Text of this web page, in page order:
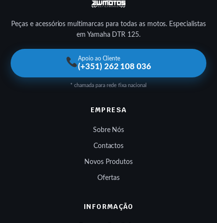
Peças e acessórios multimarcas para todas as motos. Especialistas
em Yamaha DTR 125.
Apoio ao Cliente
(+351) 262 108 036
* chamada para rede fixa nacional
EMPRESA
Sobre Nós
Contactos
Novos Produtos
Ofertas
INFORMAÇÃO